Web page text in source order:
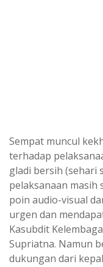
Sempat muncul
terhadap
gladi bersih (sehari
pelaksanaan masih
poin audio-visual
urgen dan
Kasubdit
Supriatna. Namun
dukungan dari